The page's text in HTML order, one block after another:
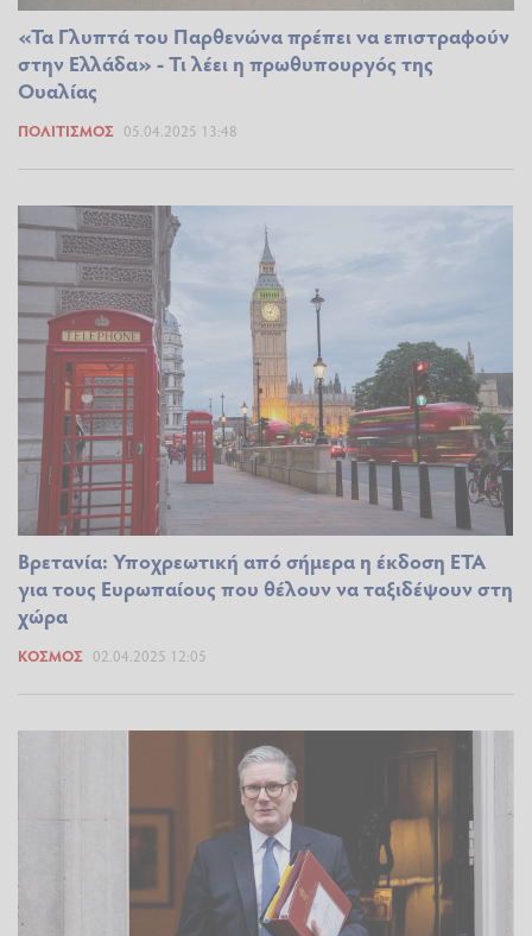
«Τα Γλυπτά του Παρθενώνα πρέπει να επιστραφούν
στην Ελλάδα» - Τι λέει η πρωθυπουργός της
Ουαλίας
ΠΟΛΙΤΙΣΜΌΣ 05.04.2025 13:48
Βρετανία: Υποχρεωτική από σήμερα η έκδοση ΕΤΑ
για τους Ευρωπαίους που θέλουν να ταξιδέψουν στη
χώρα
ΚΌΣΜΟΣ 02.04.2025 12:05